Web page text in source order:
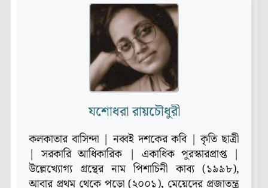
যশোধরা রায়চৌধুরী
কলকাতার বাসিন্দা | নব্বই দশকের কবি | কৃতি ছাত্রী
| সরকারি আধিকারিক | একাধিক পুরস্কারপ্রাপ্ত |
উল্লেখ্যোগ্য গ্রন্থের নাম পিশাচিনী কাব্য (১৯৯৮)‚
আবার প্রথম থেকে পড়ো (২০০১)‚ মেয়েদের প্রজাতন্ত্র